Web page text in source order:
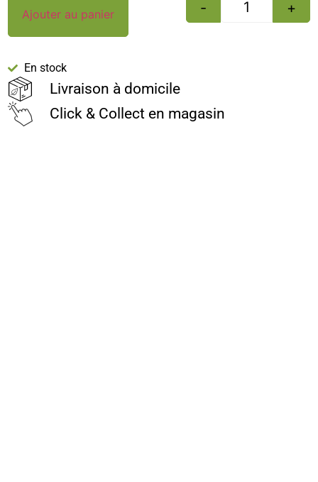
- +
Ajouter au panier
En stock
Livraison à domicile
Click & Collect en magasin